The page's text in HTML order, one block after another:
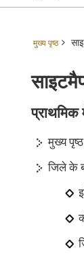
मुख्य पृष्ठ
मुख्य पृष्ठ
जिले के